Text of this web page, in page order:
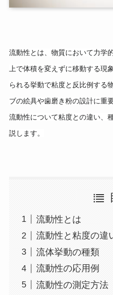
流動性とは、物質において力学
上で体積を変えずに移動する現
られる挙動で粘度と反比例する
ブの絵具や歯磨き粉の設計に重
流動性について粘度との違い、
説します。
流動性とは
流動性と粘度の違
流体挙動の種類
流動性の応用例
流動性の測定方法